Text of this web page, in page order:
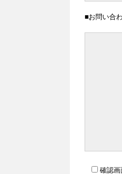
■お問い合
確認画